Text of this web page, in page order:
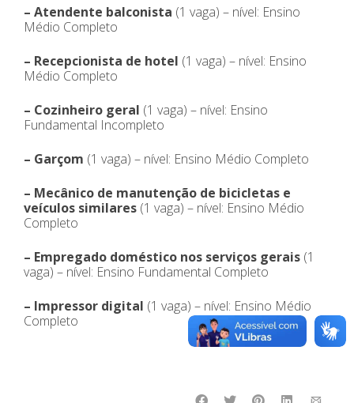
– Atendente balconista (1 vaga) – nível: Ensino
Médio Completo
– Recepcionista de hotel (1 vaga) – nível: Ensino
Médio Completo
– Cozinheiro geral (1 vaga) – nível: Ensino
Fundamental Incompleto
– Garçom (1 vaga) – nível: Ensino Médio Completo
– Mecânico de manutenção de bicicletas e
veículos similares (1 vaga) – nível: Ensino Médio
Completo
– Empregado doméstico nos serviços gerais (1
vaga) – nível: Ensino Fundamental Completo
– Impressor digital (1 vaga) – nível: Ensino Médio
Completo